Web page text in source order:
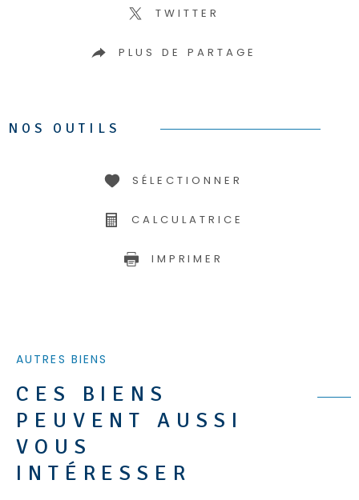
TWITTER
PLUS DE PARTAGE
NOS OUTILS
SÉLECTIONNER
CALCULATRICE
IMPRIMER
AUTRES BIENS
CES BIENS
PEUVENT AUSSI
VOUS
INTÉRESSER